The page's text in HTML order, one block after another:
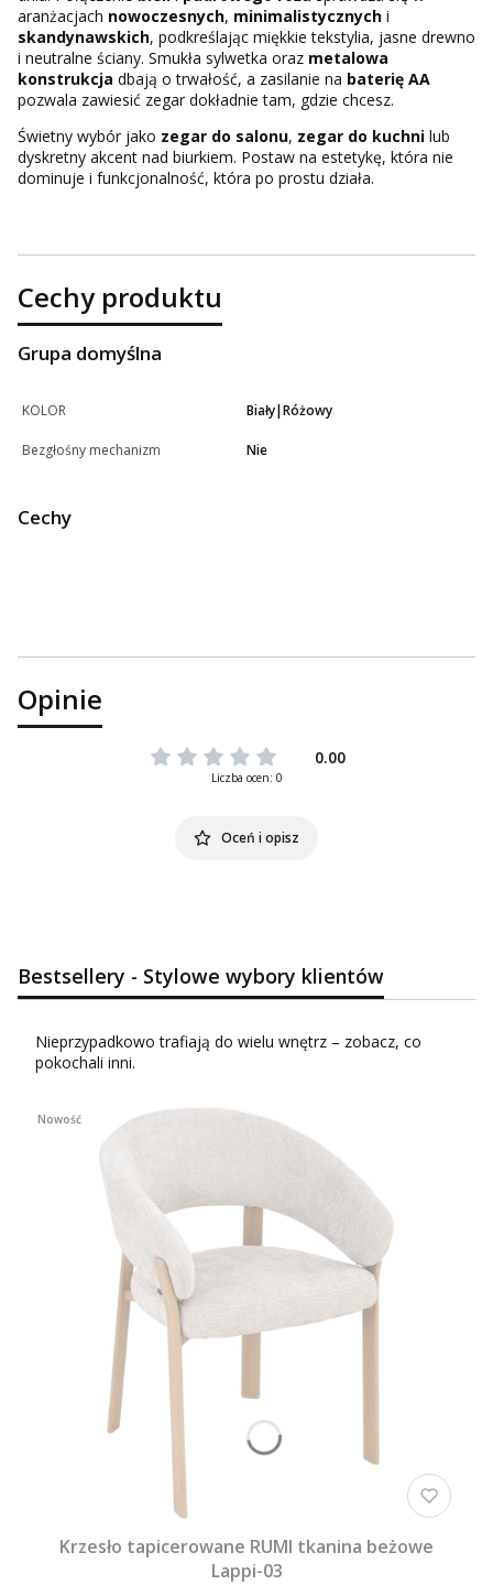
aranżacjach nowoczesnych, minimalistycznych i
skandynawskich, podkreślając miękkie tekstylia, jasne drewno
i neutralne ściany. Smukła sylwetka oraz metalowa
konstrukcja dbają o trwałość, a zasilanie na baterię AA
pozwala zawiesić zegar dokładnie tam, gdzie chcesz.
Świetny wybór jako zegar do salonu, zegar do kuchni lub
dyskretny akcent nad biurkiem. Postaw na estetykę, która nie
dominuje i funkcjonalność, która po prostu działa.
Cechy produktu
Grupa domyślna
KOLOR Biały|Różowy
Bezgłośny mechanizm Nie
Cechy
Opinie
0.00
Liczba ocen: 0
Oceń i opisz
Bestsellery - Stylowe wybory klientów
Nieprzypadkowo trafiają do wielu wnętrz – zobacz, co
pokochali inni.
Nowość
Krzesło tapicerowane RUMI tkanina beżowe
Lappi-03